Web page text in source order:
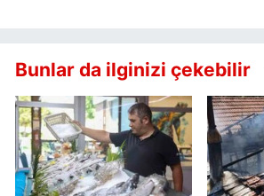
Bunlar da ilginizi çekebilir